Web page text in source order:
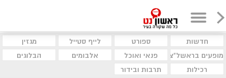
חדשות ספורט לייף סטייל
מגזין
מופעים בראשל"צ
פנאי ואוכל אלבומים
הבלוגים
רכילות
תרבות ובידור